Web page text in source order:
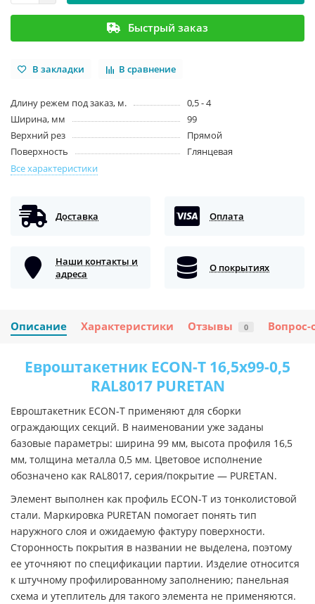
Быстрый заказ
В закладки В сравнение
Длину режем под заказ, м.
0,5 - 4
Ширина, мм
99
Верхний рез
Прямой
Поверхность
Глянцевая
Все характеристики
Доставка Оплата
Наши контакты и
адреса
О покрытиях
Описание Характеристики Отзывы 0 Вопрос-
Евроштакетник ECON-T 16,5х99-0,5
RAL8017 PURETAN
Евроштакетник ECON-T применяют для сборки
ограждающих секций. В наименовании уже заданы
базовые параметры: ширина 99 мм, высота профиля 16,5
мм, толщина металла 0,5 мм. Цветовое исполнение
обозначено как RAL8017, серия/покрытие — PURETAN.
Элемент выполнен как профиль ECON-T из тонколистовой
стали. Маркировка PURETAN помогает понять тип
наружного слоя и ожидаемую фактуру поверхности.
Сторонность покрытия в названии не выделена, поэтому
ее уточняют по спецификации партии. Изделие относится
к штучному профилированному заполнению; панельная
схема и утеплитель для такого элемента не применяются.